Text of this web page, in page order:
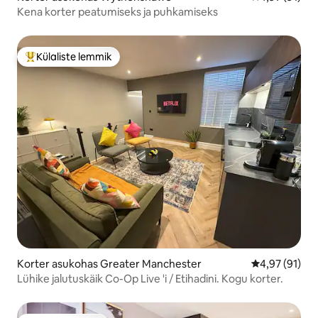
Kena korter peatumiseks ja puhkamiseks
Külaliste suur lemmik
Külaliste lemmik
Korter asukohas Greater Manchester Keskmine
4,97 (91)
Lühike jalutuskäik Co-Op Live 'i / Etihadini. Kogu korter.